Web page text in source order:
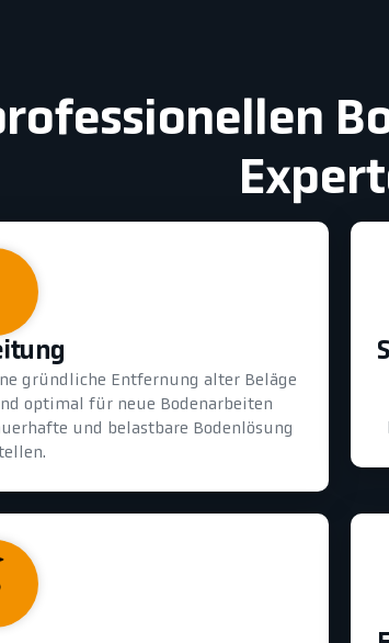
gründliche Entfernung alter Beläge
optimal für neue Bodenarbeiten
und belastbare Bodenlösung